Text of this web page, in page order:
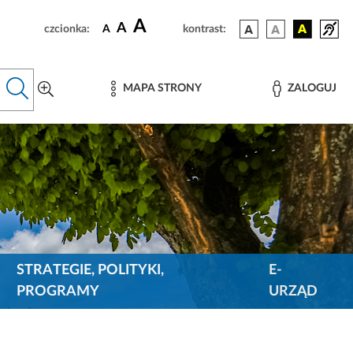
czcionka: A A A kontrast:
MAPA STRONY ZALOGUJ
STRATEGIE, POLITYKI,
PROGRAMY
E-
URZĄD